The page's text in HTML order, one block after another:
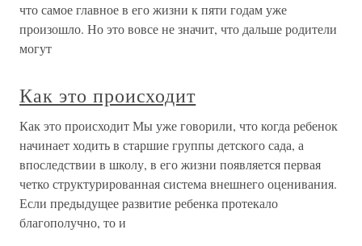
что самое главное в его жизни к пяти годам уже
произошло. Но это вовсе не значит, что дальше родители
могут
Как это происходит
Как это происходит Мы уже говорили, что когда ребенок
начинает ходить в старшие группы детского сада, а
впоследствии в школу, в его жизни появляется первая
четко структурированная система внешнего оценивания.
Если предыдущее развитие ребенка протекало
благополучно, то и